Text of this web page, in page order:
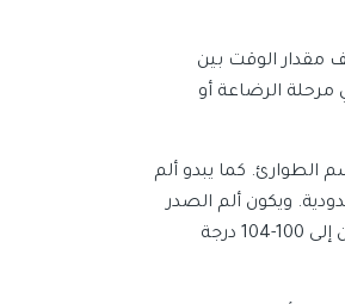
مقدار الوقت بين
مرحلة الرضاعة أو
الطوارئ. كما يبدو ألم
ويكون ألم الصدر
شديدًا بحيث يصعب التنفس بعمق. كما ويمكن أن ترتفع درجات الحرارة بسرعة في كثير من الأحيان إلى 100-104 درجة